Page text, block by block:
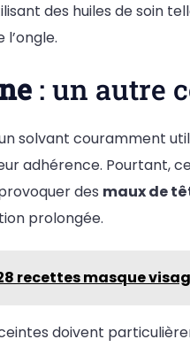
des huiles de soin
: un autre
solvant couramment
adhérence. Pourtant,
des maux de
prolongée.
recettes masque
doivent